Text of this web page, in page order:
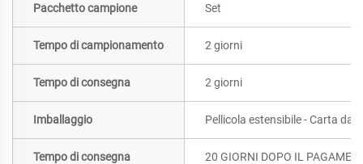
Pacchetto campione Set
Tempo di campionamento 2 giorni
Tempo di consegna 2 giorni
Imballaggio Pellicola estensibile - Carta da
Tempo di consegna 20 GIORNI DOPO IL